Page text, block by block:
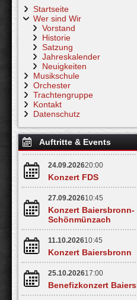
Startseite
Wer sind Wir
Vorstand
Historie
Satzung
Jahreskalender
Neuigkeiten
Musikschule
Orchester
Trachtengruppe
Kontakt
Datenschutz
Auftritte & Events
24.09.202620:00
Konzert FDS
27.09.202610:45
Konzert Baiersbronn-
Schönmünzach
11.10.202610:45
Konzert Baiersbronn
25.10.202617:00
Benefizkonzert